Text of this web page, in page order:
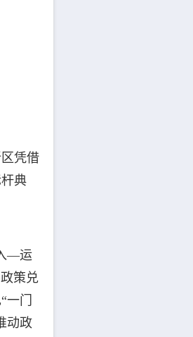
凭借
典
—运
策兑
门
动政